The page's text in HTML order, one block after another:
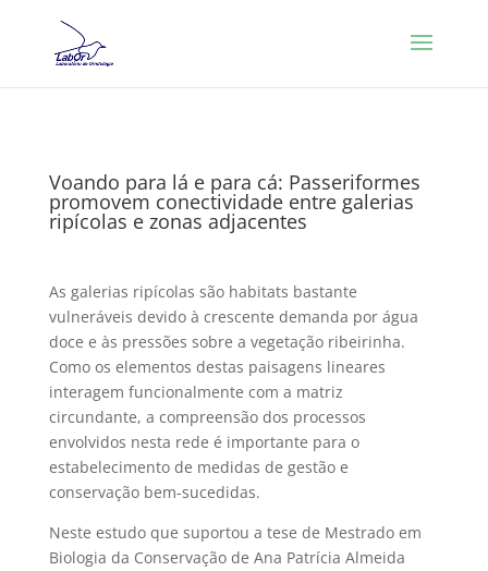
Voando para lá e para cá: Passeriformes
promovem conectividade entre galerias
ripícolas e zonas adjacentes
As galerias ripícolas são habitats bastante
vulneráveis ​​devido à crescente demanda por água
doce e às pressões sobre a vegetação ribeirinha.
Como os elementos destas paisagens lineares
interagem funcionalmente com a matriz
circundante, a compreensão dos processos
envolvidos nesta rede é importante para o
estabelecimento de medidas de gestão e
conservação bem-sucedidas.
Neste estudo que suportou a tese de Mestrado em
Biologia da Conservação de Ana Patrícia Almeida